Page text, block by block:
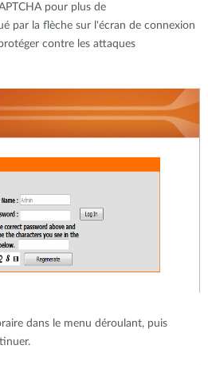
pour plus de
par la flèche sur l'écran de connexion
contre les attaques
dans le menu déroulant, puis